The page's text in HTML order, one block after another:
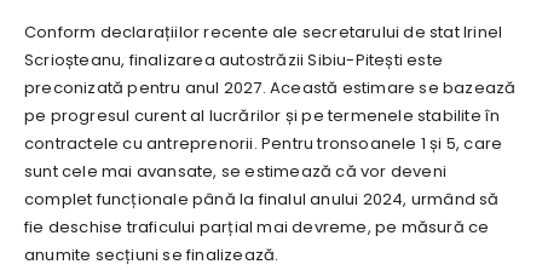
Conform declarațiilor recente ale secretarului de stat Irinel
Scrioșteanu, finalizarea autostrăzii Sibiu-Pitești este
preconizată pentru anul 2027. Această estimare se bazează
pe progresul curent al lucrărilor și pe termenele stabilite în
contractele cu antreprenorii. Pentru tronsoanele 1 și 5, care
sunt cele mai avansate, se estimează că vor deveni
complet funcționale până la finalul anului 2024, urmând să
fie deschise traficului parțial mai devreme, pe măsură ce
anumite secțiuni se finalizează.